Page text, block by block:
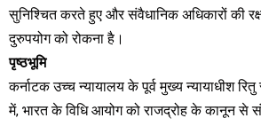
सुनिश्चित करते हुए और संवैधानिक अधिकारों की
दुरुपयोग को रोकना है।
पृष्ठभूमि
कर्नाटक उच्च न्यायालय के पूर्व मुख्य न्यायाधीश रितु
में, भारत के विधि आयोग को राजद्रोह के कानून से